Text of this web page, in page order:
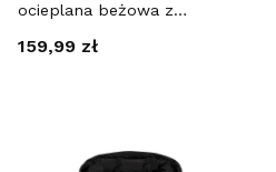
ocieplana beżowa z
Cena
159,99 zł